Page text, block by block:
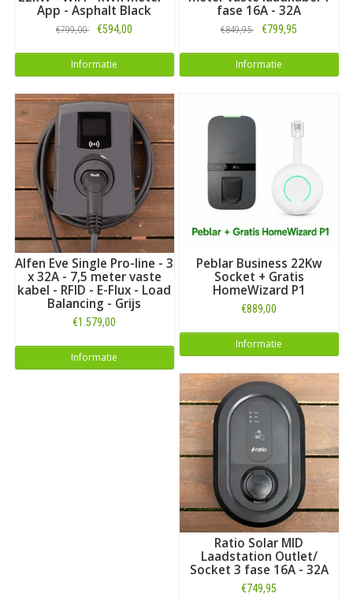
App - Asphalt Black
€799,00 €594,00
Informatie
fase 16A - 32A
€849,95 €799,95
Informatie
Alfen Eve Single Pro-line - 3
x 32A - 7,5 meter vaste
kabel - RFID - E-Flux - Load
Balancing - Grijs
€1.579,00
Informatie
Peblar Business 22Kw
Socket + Gratis
HomeWizard P1
€889,00
Informatie
Ratio Solar MID
Laadstation Outlet/
Socket 3 fase 16A - 32A
€749,95